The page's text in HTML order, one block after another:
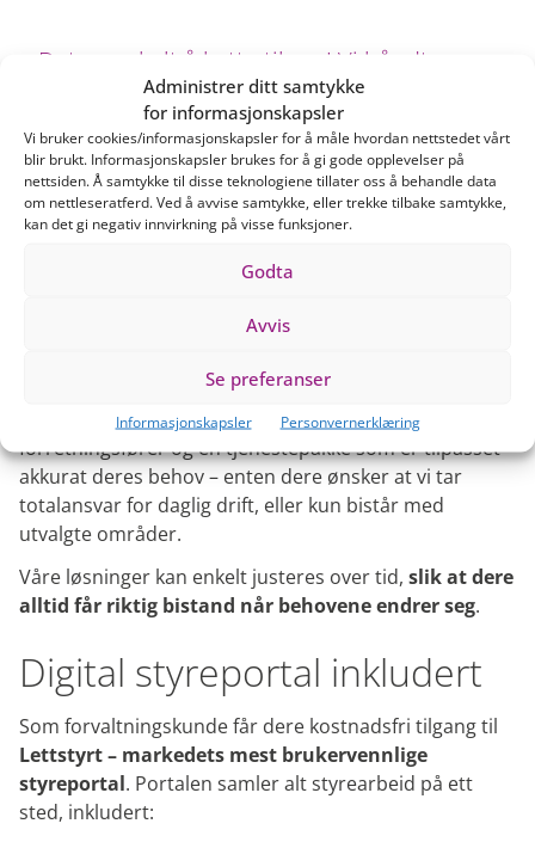
Administrer ditt samtykke
for informasjonskapsler
Vi bruker cookies/informasjonskapsler for å måle hvordan nettstedet vårt
blir brukt. Informasjonskapsler brukes for å gi gode opplevelser på
nettsiden. Å samtykke til disse teknologiene tillater oss å behandle data
om nettleseratferd. Ved å avvise samtykke, eller trekke tilbake samtykke,
kan det gi negativ innvirkning på visse funksjoner.
Godta
Avvis
Se preferanser
Informasjonskapsler Personvernerklæring
Det er enkelt å bytte til oss! Vi håndterer
hele overgangen, henter inn nødvendig
dokumentasjon fra tidligere leverandør og
sørger for en sømløs oppstart – uten
ekstra kostnad.
Fleksibilitet til å velge etter
Vi tilbyr modulbaserte løsninger for våre
forvaltningskunder. Det betyr at dere får en
forretningsfører og en tjenestepakke som er tilpasset
akkurat deres behov – enten dere ønsker at vi tar
totalansvar for daglig drift, eller kun bistår med
utvalgte områder.
Våre løsninger kan enkelt justeres over tid, slik at dere
alltid får riktig bistand når behovene endrer seg.
Digital styreportal inkludert
Som forvaltningskunde får dere kostnadsfri tilgang til
Lettstyrt – markedets mest brukervennlige
styreportal. Portalen samler alt styrearbeid på ett
sted, inkludert: